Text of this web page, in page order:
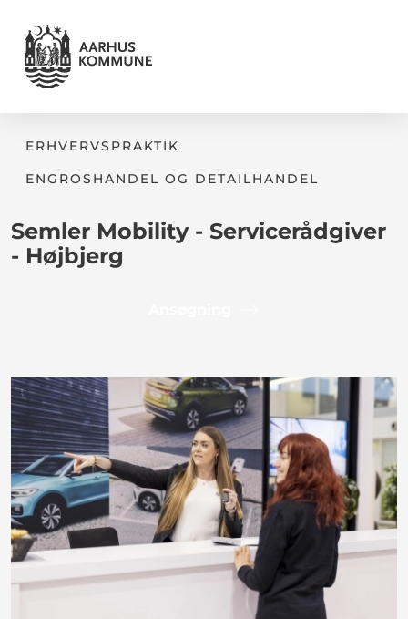
ERHVERVSPRAKTIK
ENGROSHANDEL OG DETAILHANDEL
Semler Mobility - Servicerådgiver
- Højbjerg